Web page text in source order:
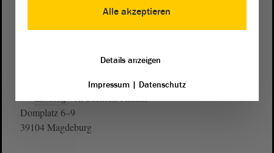
Landtag
Domplatz 6–9
39104 Magdeburg
Alle akzeptieren
Details anzeigen
Impressum| Datenschutz